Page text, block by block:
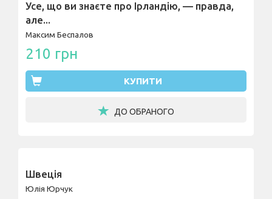
Усе, що ви знаєте про Ірландію, — правда,
але...
Максим Беспалов
210 грн
КУПИТИ
ДО ОБРАНОГО
Швеція
Юлія Юрчук